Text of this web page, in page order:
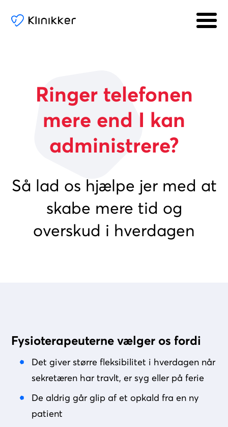
Ringer telefonen
mere end I kan
administrere?
Så lad os hjælpe jer med at
skabe mere tid og
overskud i hverdagen
Fysioterapeuterne vælger os fordi
Det giver større fleksibilitet i hverdagen når
sekretæren har travlt, er syg eller på ferie
De aldrig går glip af et opkald fra en ny
patient